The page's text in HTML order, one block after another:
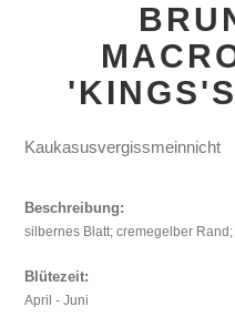
Kaukasusvergissmeinnicht
Beschreibung:
silbernes Blatt; cremegelber
Blütezeit:
April - Juni